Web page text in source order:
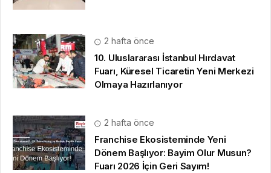
2 hafta önce
10. Uluslararası İstanbul Hırdavat
Fuarı, Küresel Ticaretin Yeni Merkezi
Olmaya Hazırlanıyor
2 hafta önce
Franchise Ekosisteminde Yeni
Dönem Başlıyor: Bayim Olur Musun?
Fuarı 2026 İçin Geri Sayım!